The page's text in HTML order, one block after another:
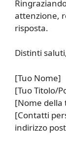
attenzione,
risposta.
Distinti
[Tuo Nome]
[Tuo Titolo/
[Nome della
[Contatti
indirizzo